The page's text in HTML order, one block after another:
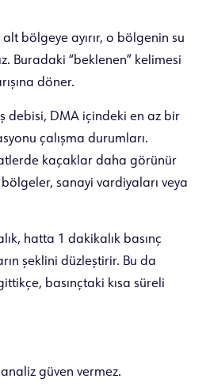
bölgeye ayırır, o bölgenin su
Buradaki “beklenen” kelimesi
döner.
debisi, DMA içindeki en az bir
çalışma durumları.
kaçaklar daha görünür
sanayi vardiyaları veya
hatta 1 dakikalık basınç
şeklini düzleştirir. Bu da
basınçtaki kısa süreli
güven vermez.